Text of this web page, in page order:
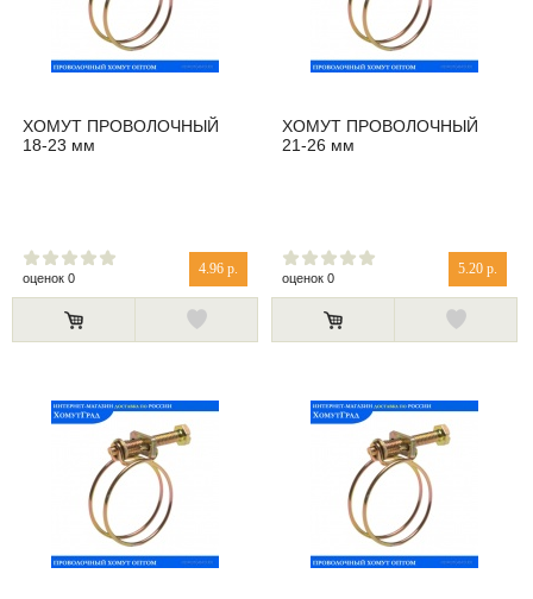
ХОМУТ ПРОВОЛОЧНЫЙ
18-23 мм
4.96 р.
оценок 0
ХОМУТ ПРОВОЛОЧНЫЙ
21-26 мм
5.20 р.
оценок 0